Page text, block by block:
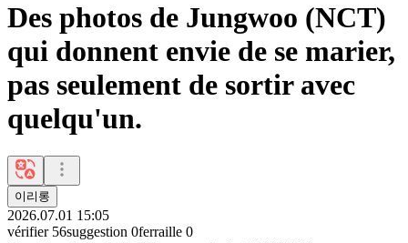
Des photos de Jungwoo (NCT)
qui donnent envie de se marier,
pas seulement de sortir avec
quelqu'un.
이리롱
2026.07.01 15:05
vérifier 56suggestion 0ferraille 0